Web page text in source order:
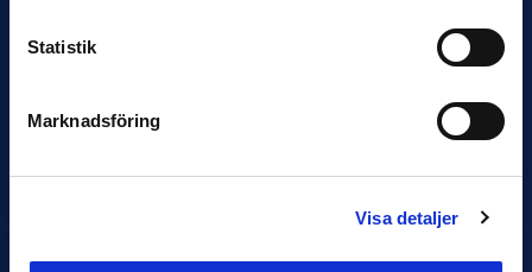
Statistik
Marknadsföring
Visa detaljer
12 JUNI
Favorit i repris för Sirius i maj
Samma vinnare som i…